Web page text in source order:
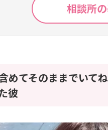
相談所
含めてそのままでいて
彼